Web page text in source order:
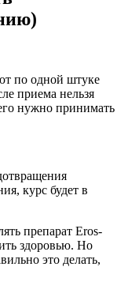
по одной штуке
приема нельзя
нужно принимать
курс будет в
препарат Eros-
здоровью. Но
это делать,